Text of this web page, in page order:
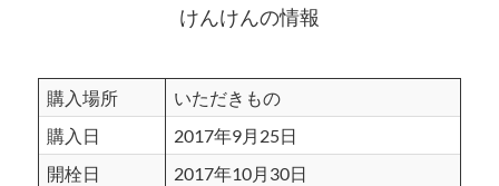
けんけんの情報
購入場所
いただきもの
購入日
2017年9月25日
開栓日
2017年10月30日